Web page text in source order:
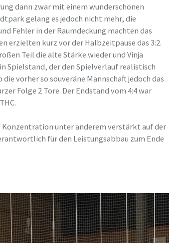
dann zwar mit einem wunderschönen
gelang es jedoch nicht mehr, die
Fehler in der Raumdeckung machten das
erzielten kurz vor der Halbzeitpause das 3:2.
Teil die alte Stärke wieder und Vinja
Spielstand, der den Spielverlauf realistisch
vorher so souveräne Mannschaft jedoch das
Folge 2 Tore. Der Endstand vom 4:4 war
unter anderem verstärkt auf der
für den Leistungsabbau zum Ende